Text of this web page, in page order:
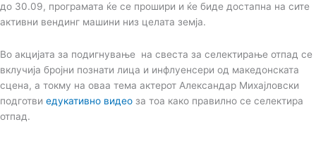
до 30.09, програмата ќе се прошири и ќе биде достапна на сите
активни вендинг машини низ целата земја.
Во акцијата за подигнување на свеста за селектирање отпад се
вклучија бројни познати лица и инфлуенсери од македонската
сцена, а токму на оваа тема актерот Александар Михајловски
подготви едукативно видео за тоа како правилно се селектира
отпад.